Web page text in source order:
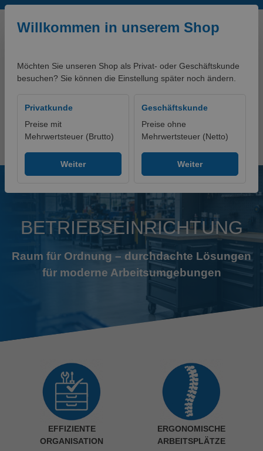
Zum Hauptinhalt springen
Willkommen in unserem Shop
Möchten Sie unseren Shop als Privat- oder Geschäftskunde
besuchen? Sie können die Einstellung später noch ändern.
Privatkunde
Preise mit
Mehrwertsteuer (Brutto)
Weiter
Geschäftskunde
Preise ohne
Mehrwertsteuer (Netto)
Weiter
BETRIEBSEINRICHTUNG
Raum für Ordnung – durchdachte Lösungen
für moderne Arbeitsumgebungen
EFFIZIENTE
ORGANISATION
ERGONOMISCHE
ARBEITSPLÄTZE